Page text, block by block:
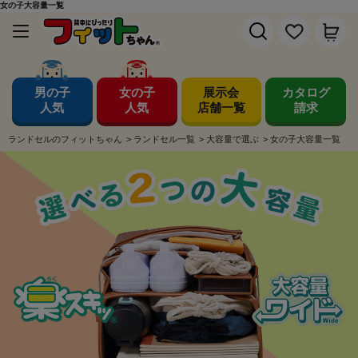
女の子大容量一覧
男の子
人気
女の子
人気
展示会
店舗一覧
カタログ
請求
ランドセルのフィットちゃん > ランドセル一覧 > 大容量で選ぶ > 女の子大容量一覧